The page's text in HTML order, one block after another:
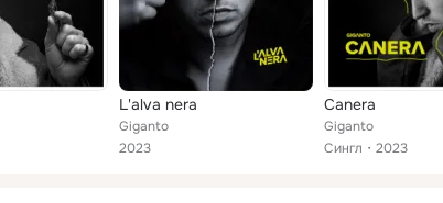
L'alva nera
Giganto
2023
Canera
Giganto
Сингл
2023